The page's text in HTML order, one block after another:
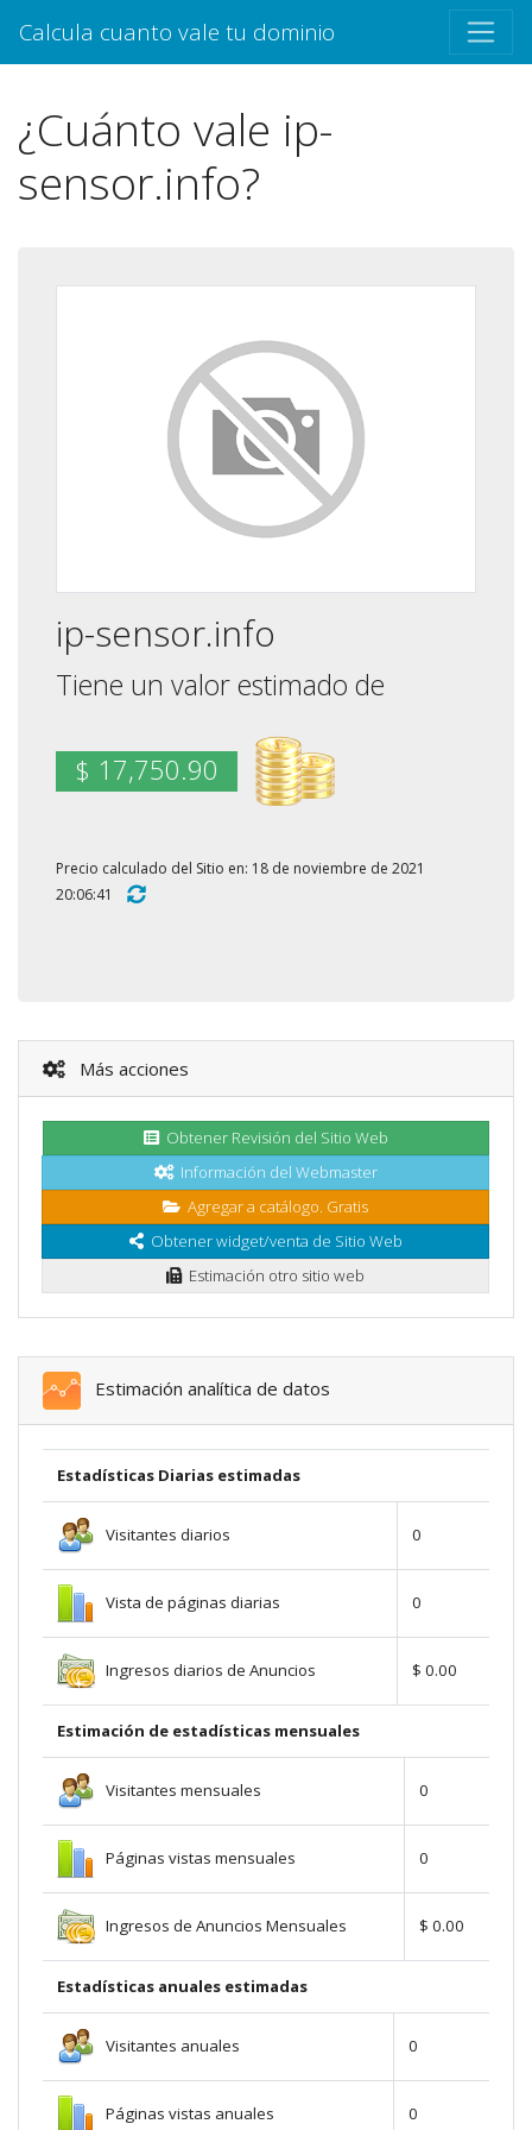
Calcula cuanto vale tu dominio
¿Cuánto vale ip-
sensor.info?
ip-sensor.info
Tiene un valor estimado de
$ 17,750.90
Precio calculado del Sitio en: 18 de noviembre de 2021
20:06:41
Más acciones
Obtener Revisión del Sitio Web
Información del Webmaster
Agregar a catálogo. Gratis
Obtener widget/venta de Sitio Web
Estimación otro sitio web
Estimación analítica de datos
Estadísticas Diarias estimadas
Visitantes diarios 0
Vista de páginas diarias 0
Ingresos diarios de Anuncios $ 0.00
Estimación de estadísticas mensuales
Visitantes mensuales 0
Páginas vistas mensuales 0
Ingresos de Anuncios Mensuales $ 0.00
Estadísticas anuales estimadas
Visitantes anuales 0
Páginas vistas anuales 0